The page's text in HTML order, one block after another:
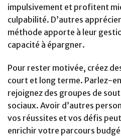
impulsivement et profitent
culpabilité. D’autres
méthode apporte à leur
capacité à épargner.
Pour rester motivée, créez
court et long terme. Parlez-
rejoignez des groupes de
sociaux. Avoir d’autres
vos réussites et vos défis
enrichir votre parcours